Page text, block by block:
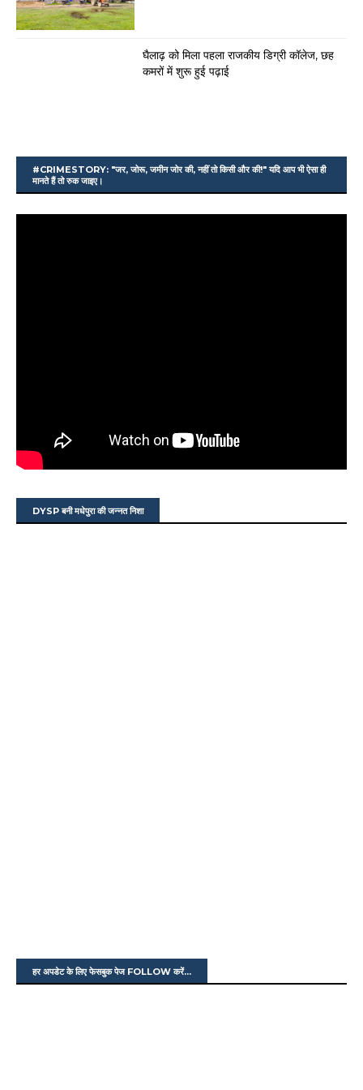
घैलाढ़ को मिला पहला राजकीय डिग्री कॉलेज, छह
कमरों में शुरू हुई पढ़ाई
#CRIMESTORY: "जर, जोरू, जमीन जोर की, नहीं तो किसी और की!" यदि आप भी ऐसा ही
मानते हैं तो रुक जाइए।
DYSP बनी मधेपुरा की जन्नत निशा
हर अपडेट के लिए फेसबुक पेज FOLLOW करें...